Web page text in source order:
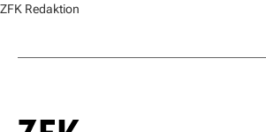
ZFK Redaktion